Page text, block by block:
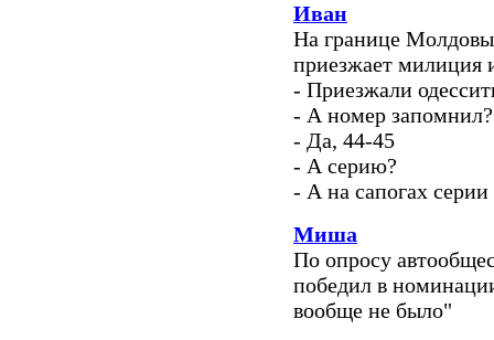
Иван
На границе
приезжает милиция
- Приезжали
- А номер запомнил?
- Да, 44-45
- А серию?
- А на сапогах серии
Миша
По опросу
победил в
вообще не было"